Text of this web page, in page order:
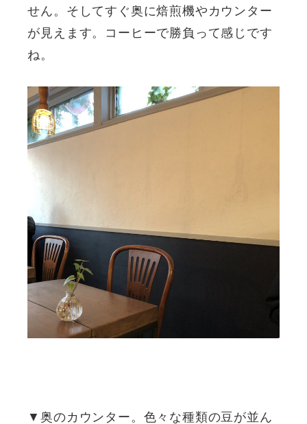
せん。そしてすぐ奥に焙煎機やカウンター
が見えます。コーヒーで勝負って感じです
ね。
▼奥のカウンター。色々な種類の豆が並ん